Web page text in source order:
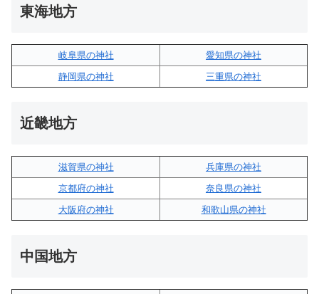
東海地方
岐阜県の神社
愛知県の神社
静岡県の神社
三重県の神社
近畿地方
滋賀県の神社
兵庫県の神社
京都府の神社
奈良県の神社
大阪府の神社
和歌山県の神社
中国地方